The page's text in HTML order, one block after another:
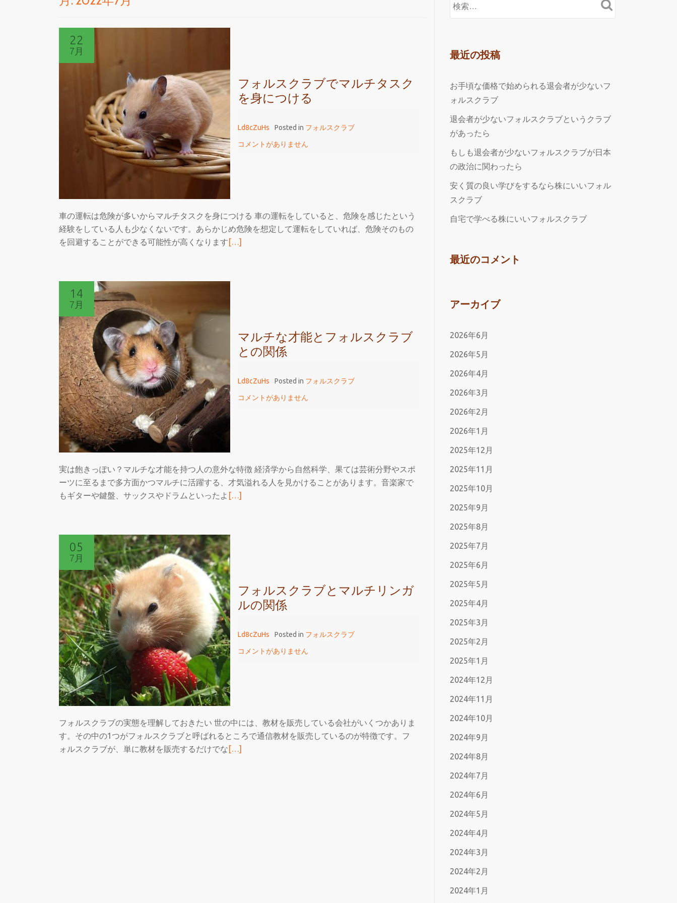
22
7月
フォルスクラブでマルチタスク
を身につける
Ld8cZuHs Posted in フォルスクラブ
コメントがありません
車の運転は危険が多いからマルチタスクを身につける 車の運転をしていると、危険を感じたという
経験をしている人も少なくないです。あらかじめ危険を想定して運転をしていれば、危険そのもの
を回避することができる可能性が高くなります続
読
ブ
で
マ
タ
ス
ク
を
け
る
[…]
14
7月
マルチな才能とフォルスクラブ
との関係
Ld8cZuHs Posted in フォルスクラブ
コメントがありません
実は飽きっぽい？マルチな才能を持つ人の意外な特徴 経済学から自然科学、果ては芸術分野やスポ
ーツに至るまで多方面かつマルチに活躍する、才気溢れる人を見かけることがあります。音楽家で
もギターや鍵盤、サックスやドラムといったよ 続
読
む
マ
ル
チ
な
才
能
と
フ
ォ
ル
ス
ク
ラ
と
[…]
05
7月
フォルスクラブとマルチリンガ
ルの関係
Ld8cZuHs Posted in フォルスクラブ
コメントがありません
フォルスクラブの実態を理解しておきたい 世の中には、教材を販売している会社がいくつかありま
す。その中の1つがフォルスクラブと呼ばれるところで通信教材を販売しているのが特徴です。フ
ォルスクラブが、単に教材を販売するだけでな続[…]
最近の投稿
お手頃な価格で始められる退会者が少ないフ
ォルスクラブ
退会者が少ないフォルスクラブというクラブ
があったら
もしも退会者が少ないフォルスクラブが日本
の政治に関わったら
安く質の良い学びをするなら株にいいフォル
スクラブ
自宅で学べる株にいいフォルスクラブ
最近のコメント
アーカイブ
2026年6月
2026年5月
2026年4月
2026年3月
2026年2月
2026年1月
2025年12月
2025年11月
2025年10月
2025年9月
2025年8月
2025年7月
2025年6月
2025年5月
2025年4月
2025年3月
2025年2月
2025年1月
2024年12月
2024年11月
2024年10月
2024年9月
2024年8月
2024年7月
2024年6月
2024年5月
2024年4月
2024年3月
2024年2月
2024年1月